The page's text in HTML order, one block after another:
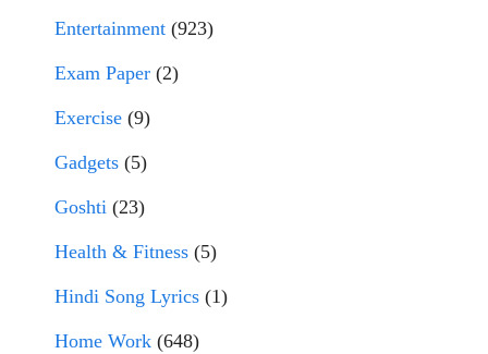
Entertainment (923)
Exam Paper (2)
Exercise (9)
Gadgets (5)
Goshti (23)
Health & Fitness (5)
Hindi Song Lyrics (1)
Home Work (648)